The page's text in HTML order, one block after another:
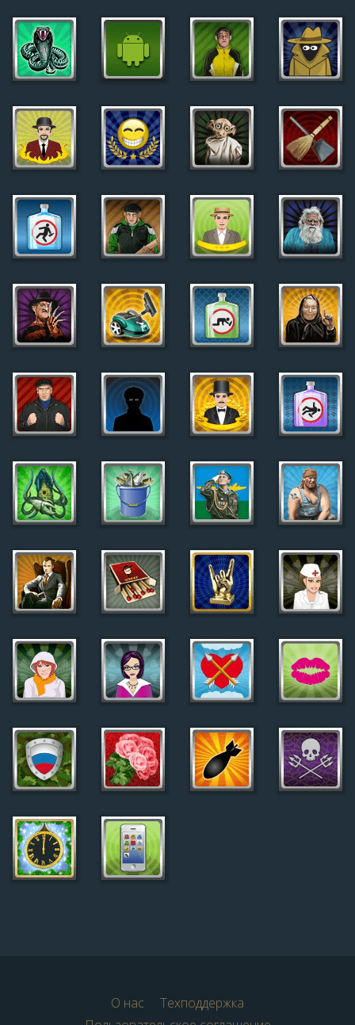
О нас
Техподдержка